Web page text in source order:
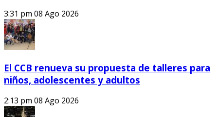
3:31 pm 08 Ago 2026
El CCB renueva su propuesta de talleres para
niños, adolescentes y adultos
2:13 pm 08 Ago 2026